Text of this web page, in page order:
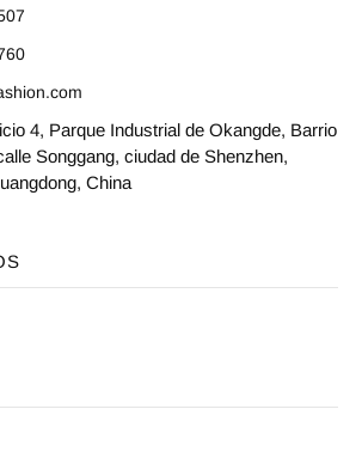
4, Parque Industrial de Okangde, Barrio
Songgang, ciudad de Shenzhen,
China